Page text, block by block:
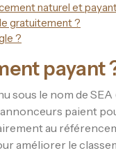
naturel et
gratuitement ?
?
payant
sous le nom de
paient
au
améliorer le